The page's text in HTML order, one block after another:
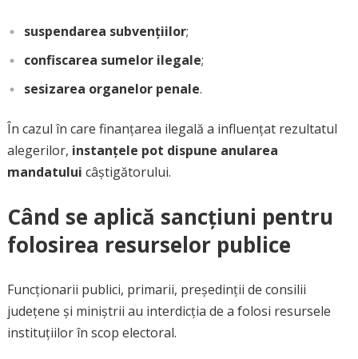
suspendarea subvențiilor;
confiscarea sumelor ilegale;
sesizarea organelor penale.
În cazul în care finanțarea ilegală a influențat rezultatul
alegerilor, instanțele pot dispune anularea
mandatului câștigătorului.
Când se aplică sancțiuni pentru
folosirea resurselor publice
Funcționarii publici, primarii, președinții de consilii
județene și miniștrii au interdicția de a folosi resursele
instituțiilor în scop electoral.